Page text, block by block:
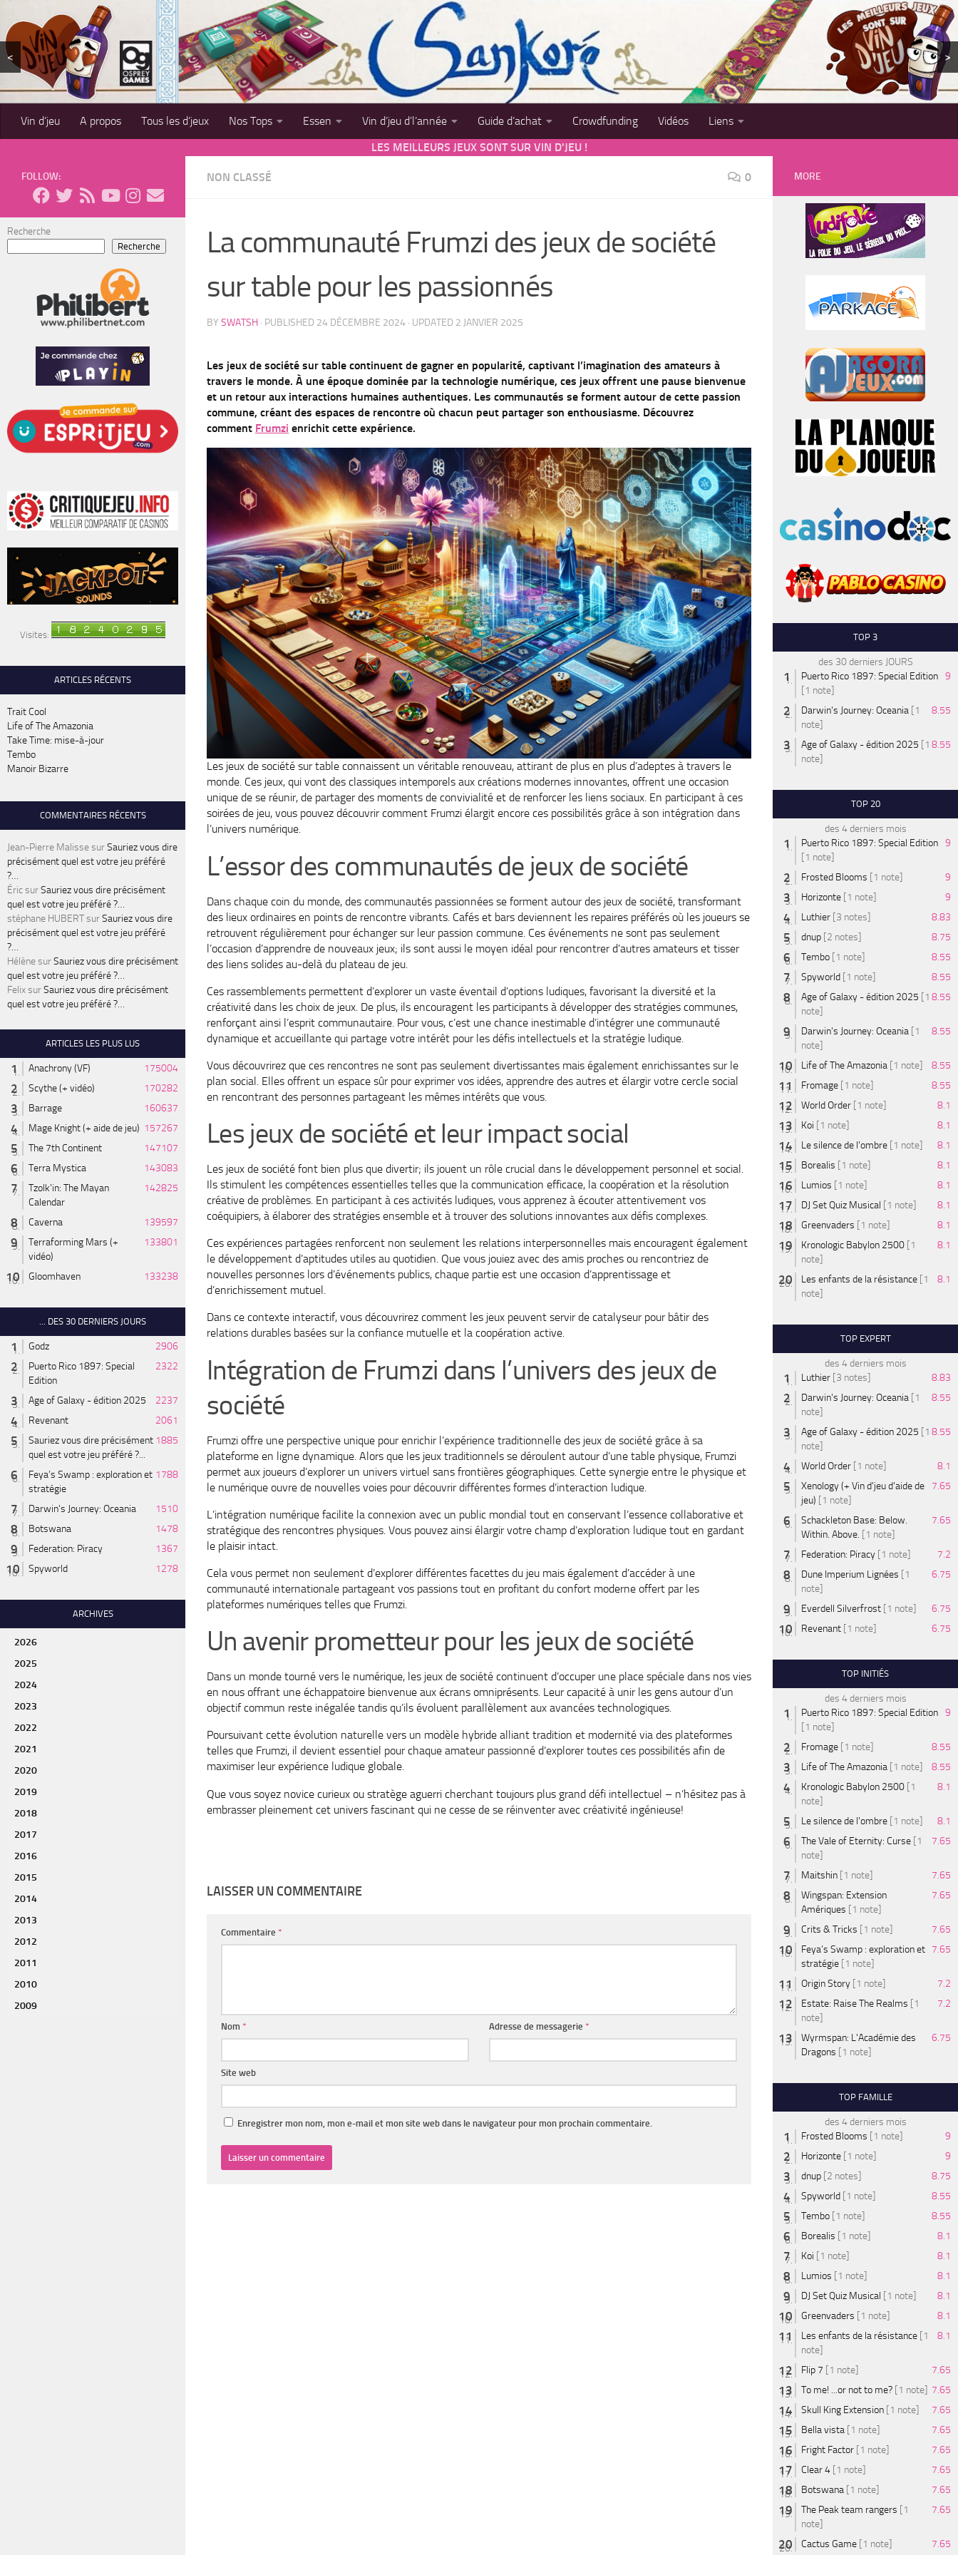
Skip to content
< >
Vin d’jeu A propos Tous les d’jeux Nos Tops Essen Vin d’jeu d’l’année Guide d’achat Crowdfunding Vidéos
Liens
LES MEILLEURS JEUX SONT SUR VIN D'JEU !
NON CLASSÉ 0
La communauté Frumzi des jeux de société
sur table pour les passionnés
BY SWATSH · PUBLISHED 24 DÉCEMBRE 2024 · UPDATED 2 JANVIER 2025
Les jeux de société sur table continuent de gagner en popularité, captivant l’imagination des amateurs à
travers le monde. À une époque dominée par la technologie numérique, ces jeux offrent une pause bienvenue
et un retour aux interactions humaines authentiques. Les communautés se forment autour de cette passion
commune, créant des espaces de rencontre où chacun peut partager son enthousiasme. Découvrez
comment Frumzi enrichit cette expérience.
Les jeux de société sur table connaissent un véritable renouveau, attirant de plus en plus d’adeptes à travers le
monde. Ces jeux, qui vont des classiques intemporels aux créations modernes innovantes, offrent une occasion
unique de se réunir, de partager des moments de convivialité et de renforcer les liens sociaux. En participant à ces
soirées de jeu, vous pouvez découvrir comment Frumzi élargit encore ces possibilités grâce à son intégration dans
l’univers numérique.
L’essor des communautés de jeux de société
Dans chaque coin du monde, des communautés passionnées se forment autour des jeux de société, transformant
des lieux ordinaires en points de rencontre vibrants. Cafés et bars deviennent les repaires préférés où les joueurs se
retrouvent régulièrement pour échanger sur leur passion commune. Ces événements ne sont pas seulement
l’occasion d’apprendre de nouveaux jeux; ils sont aussi le moyen idéal pour rencontrer d’autres amateurs et tisser
des liens solides au-delà du plateau de jeu.
Ces rassemblements permettent d’explorer un vaste éventail d’options ludiques, favorisant la diversité et la
créativité dans les choix de jeux. De plus, ils encouragent les participants à développer des stratégies communes,
renforçant ainsi l’esprit communautaire. Pour vous, c’est une chance inestimable d’intégrer une communauté
dynamique et accueillante qui partage votre intérêt pour les défis intellectuels et la stratégie ludique.
Vous découvrirez que ces rencontres ne sont pas seulement divertissantes mais également enrichissantes sur le
plan social. Elles offrent un espace sûr pour exprimer vos idées, apprendre des autres et élargir votre cercle social
en rencontrant des personnes partageant les mêmes intérêts que vous.
Les jeux de société et leur impact social
Les jeux de société font bien plus que divertir; ils jouent un rôle crucial dans le développement personnel et social.
Ils stimulent les compétences essentielles telles que la communication efficace, la coopération et la résolution
créative de problèmes. En participant à ces activités ludiques, vous apprenez à écouter attentivement vos
coéquipiers, à élaborer des stratégies ensemble et à trouver des solutions innovantes aux défis complexes.
Ces expériences partagées renforcent non seulement les relations interpersonnelles mais encouragent également
le développement d’aptitudes utiles au quotidien. Que vous jouiez avec des amis proches ou rencontriez de
nouvelles personnes lors d’événements publics, chaque partie est une occasion d’apprentissage et
d’enrichissement mutuel.
Dans ce contexte interactif, vous découvrirez comment les jeux peuvent servir de catalyseur pour bâtir des
relations durables basées sur la confiance mutuelle et la coopération active.
Intégration de Frumzi dans l’univers des jeux de
société
Frumzi offre une perspective unique pour enrichir l’expérience traditionnelle des jeux de société grâce à sa
plateforme en ligne dynamique. Alors que les jeux traditionnels se déroulent autour d’une table physique, Frumzi
permet aux joueurs d’explorer un univers virtuel sans frontières géographiques. Cette synergie entre le physique et
le numérique ouvre de nouvelles voies pour découvrir différentes formes d’interaction ludique.
L’intégration numérique facilite la connexion avec un public mondial tout en conservant l’essence collaborative et
stratégique des rencontres physiques. Vous pouvez ainsi élargir votre champ d’exploration ludique tout en gardant
le plaisir intact.
Cela vous permet non seulement d’explorer différentes facettes du jeu mais également d’accéder à une
communauté internationale partageant vos passions tout en profitant du confort moderne offert par les
plateformes numériques telles que Frumzi.
Un avenir prometteur pour les jeux de société
Dans un monde tourné vers le numérique, les jeux de société continuent d’occuper une place spéciale dans nos vies
en nous offrant une échappatoire bienvenue aux écrans omniprésents. Leur capacité à unir les gens autour d’un
objectif commun reste inégalée tandis qu’ils évoluent parallèlement aux avancées technologiques.
Poursuivant cette évolution naturelle vers un modèle hybride alliant tradition et modernité via des plateformes
telles que Frumzi, il devient essentiel pour chaque amateur passionné d’explorer toutes ces possibilités afin de
maximiser leur expérience ludique globale.
Que vous soyez novice curieux ou stratège aguerri cherchant toujours plus grand défi intellectuel – n’hésitez pas à
embrasser pleinement cet univers fascinant qui ne cesse de se réinventer avec créativité ingénieuse!
LAISSER UN COMMENTAIRE
Commentaire *
Nom * Adresse de messagerie*
Site web
Enregistrer mon nom, mon e-mail et mon site web dans le navigateur pour mon prochain commentaire.
FOLLOW:
Recherche
Recherche
Visites:
ARTICLES RÉCENTS
Trait Cool
Life of The Amazonia
Take Time: mise-à-jour
Tembo
Manoir Bizarre
COMMENTAIRES RÉCENTS
Jean-Pierre MalissesurSauriez vous dire
précisément quel est votre jeu préféré
?…
ÉricsurSauriez vous dire précisément
quel est votre jeu préféré ?…
stéphane HUBERTsurSauriez vous dire
précisément quel est votre jeu préféré
?…
HélènesurSauriez vous dire précisément
quel est votre jeu préféré ?…
FelixsurSauriez vous dire précisément
quel est votre jeu préféré ?…
ARTICLES LES PLUS LUS
Anachrony (VF)
175004
Scythe (+ vidéo)
170282
Barrage
160637
Mage Knight (+ aide de jeu) 157267
The 7th Continent
147107
Terra Mystica
143083
Tzolk'in: The Mayan
Calendar
142825
Caverna
139597
Terraforming Mars (+
vidéo)
133801
Gloomhaven 133238
... DES 30 DERNIERS JOURS
Godz
2906
Puerto Rico 1897: Special
Edition
2322
Age of Galaxy - édition 2025
2237
Revenant
2061
Sauriez vous dire précisément
quel est votre jeu préféré ?...
1885
Feya’s Swamp : exploration et
stratégie
1788
Darwin's Journey: Oceania
1510
Botswana
1478
Federation: Piracy
1367
Spyworld
1278
ARCHIVES
2026
2025
2024
2023
2022
2021
2020
2019
2018
2017
2016
2015
2014
2013
2012
2011
2010
2009
MORE
TOP 3
des 30 derniers JOURS
Puerto Rico 1897: Special Edition
[1 note]
9
Darwin's Journey: Oceania [1
note]
8.55
Age of Galaxy - édition 2025 [1
note]
8.55
TOP 20
des 4 derniers mois
Puerto Rico 1897: Special Edition
[1 note]
9
Frosted Blooms [1 note]
9
Horizonte [1 note]
9
Luthier [3 notes]
8.83
dnup [2 notes]
8.75
Tembo [1 note]
8.55
Spyworld [1 note]
8.55
Age of Galaxy - édition 2025 [1
note]
8.55
Darwin's Journey: Oceania [1
note]
8.55
Life of The Amazonia [1 note]
8.55
Fromage [1 note]
8.55
World Order [1 note]
8.1
Koi [1 note]
8.1
Le silence de l'ombre [1 note]
8.1
Borealis [1 note]
8.1
Lumios [1 note]
8.1
DJ Set Quiz Musical [1 note]
8.1
Greenvaders [1 note]
8.1
Kronologic Babylon 2500 [1
note]
8.1
Les enfants de la résistance [1
note]
8.1
TOP EXPERT
des 4 derniers mois
Luthier [3 notes]
8.83
Darwin's Journey: Oceania [1
note]
8.55
Age of Galaxy - édition 2025 [1
note]
8.55
World Order [1 note]
8.1
Xenology (+ Vin d'jeu d'aide de
jeu) [1 note]
7.65
Schackleton Base: Below.
Within. Above. [1 note]
7.65
Federation: Piracy [1 note]
7.2
Dune Imperium Lignées [1
note]
6.75
Everdell Silverfrost [1 note]
6.75
Revenant [1 note] 6.75
TOP INITIÉS
des 4 derniers mois
Puerto Rico 1897: Special Edition
[1 note]
9
Fromage [1 note]
8.55
Life of The Amazonia [1 note]
8.55
Kronologic Babylon 2500 [1
note]
8.1
Le silence de l'ombre [1 note]
8.1
The Vale of Eternity: Curse [1
note]
7.65
Maitshin [1 note]
7.65
Wingspan: Extension
Amériques [1 note]
7.65
Crits & Tricks [1 note]
7.65
Feya’s Swamp : exploration et
stratégie [1 note]
7.65
Origin Story [1 note]
7.2
Estate: Raise The Realms [1
note]
7.2
Wyrmspan: L'Académie des
Dragons [1 note]
6.75
TOP FAMILLE
des 4 derniers mois
Frosted Blooms [1 note]
9
Horizonte [1 note]
9
dnup [2 notes]
8.75
Spyworld [1 note]
8.55
Tembo [1 note]
8.55
Borealis [1 note]
8.1
Koi [1 note]
8.1
Lumios [1 note]
8.1
DJ Set Quiz Musical [1 note]
8.1
Greenvaders [1 note]
8.1
Les enfants de la résistance [1
note]
8.1
Flip 7 [1 note]
7.65
To me! ...or not to me? [1 note]
7.65
Skull King Extension [1 note]
7.65
Bella vista [1 note]
7.65
Fright Factor [1 note]
7.65
Clear 4 [1 note]
7.65
Botswana [1 note]
7.65
The Peak team rangers [1
note]
7.65
Cactus Game [1 note] 7.65